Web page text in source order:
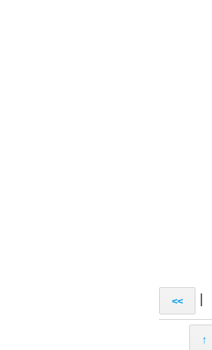
<<
↑